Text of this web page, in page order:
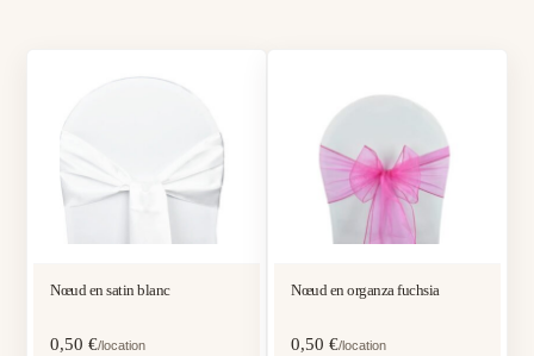
Nœud en satin blanc
0,50€/location
Nœud en organza fuchsia
0,50 €/location